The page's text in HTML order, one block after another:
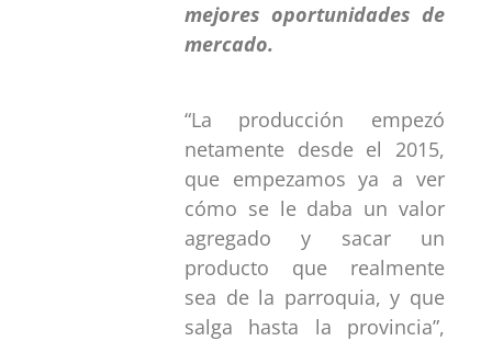
mejores oportunidades de
mercado.
“La producción empezó
netamente desde el 2015,
que empezamos ya a ver
cómo se le daba un valor
agregado y sacar un
producto que realmente
sea de la parroquia, y que
salga hasta la provincia”,